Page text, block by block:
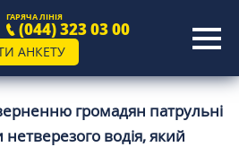
ГАРЯЧА ЛІНІЯ
(044) 323 03 00
АНКЕТУ
громадян патрульні
водія, який